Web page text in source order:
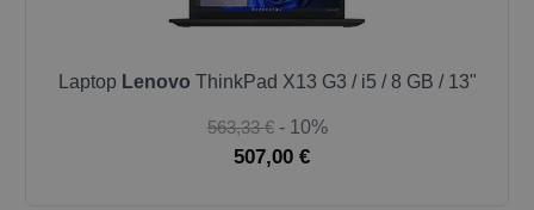
Laptop Lenovo ThinkPad X13 G3 / i5 / 8 GB / 13"
563,33 € - 10%
507,00 €